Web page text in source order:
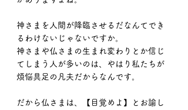
神さまを人間が降臨させるだなんてでき
るわけないじゃないですか。
神さまや仏さまの生まれ変わりとか信じ
てしまう人が多いのは、やはり私たちが
煩悩具足の凡夫だからなんです。
だから仏さまは、【目覚めよ】とお諭し